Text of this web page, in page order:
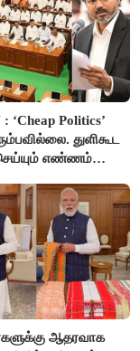
‘Cheap Politics’
துளிகூட
எண்ணம்
ஆதரவாக